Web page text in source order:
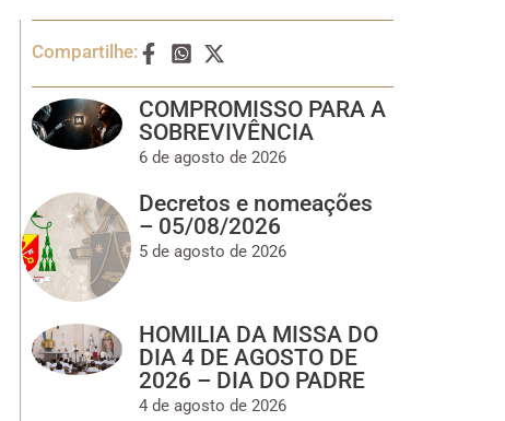
Compartilhe:
COMPROMISSO PARA A
SOBREVIVÊNCIA
6 de agosto de 2026
Decretos e nomeações
– 05/08/2026
5 de agosto de 2026
HOMILIA DA MISSA DO
DIA 4 DE AGOSTO DE
2026 – DIA DO PADRE
4 de agosto de 2026